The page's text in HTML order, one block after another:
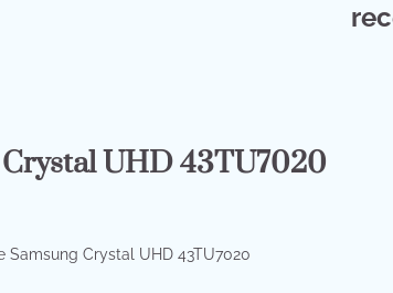
UHD 43TU7020
Samsung Crystal UHD 43TU7020